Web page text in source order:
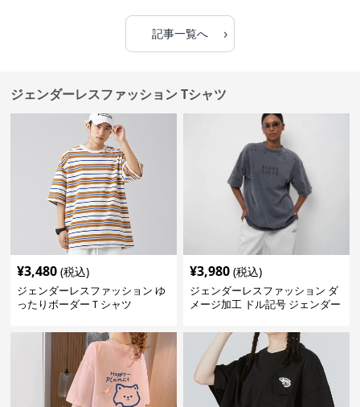
記事一覧へ ›
ジェンダーレスファッション Tシャツ
¥3,480 (税込)
ジェンダーレスファッション ゆ
ったりボーダーＴシャツ
¥3,980 (税込)
ジェンダーレスファッション ダ
メージ加工 ドル記号 ジェンダー